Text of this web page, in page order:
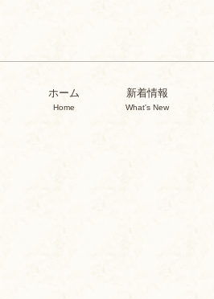
ホーム
Home
新着情報
What's New